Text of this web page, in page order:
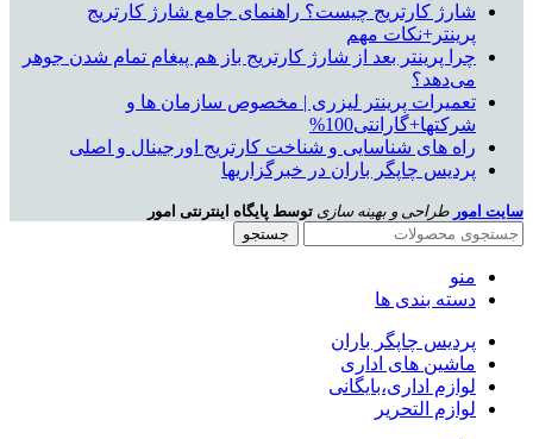
شارژ کارتریج چیست؟ راهنمای جامع شارژ کارتریج
پرینتر+نکات مهم
چرا پرینتر بعد از شارژ کارتریج باز هم پیغام تمام شدن جوهر
می‌دهد؟
تعمیرات پرینتر لیزری | مخصوص سازمان ها و
شرکتها+گارانتی100%
راه های شناسایی و شناخت کارتریج اورجینال و اصلی
پردیس چاپگر باران در خبرگزاریها
سایت امور طراحی و بهینه سازی توسط پایگاه اینترنتی امور
جستجو
منو
دسته بندی ها
پردیس چاپگر باران
ماشین های اداری
لوازم اداری،بایگانی
لوازم التحریر